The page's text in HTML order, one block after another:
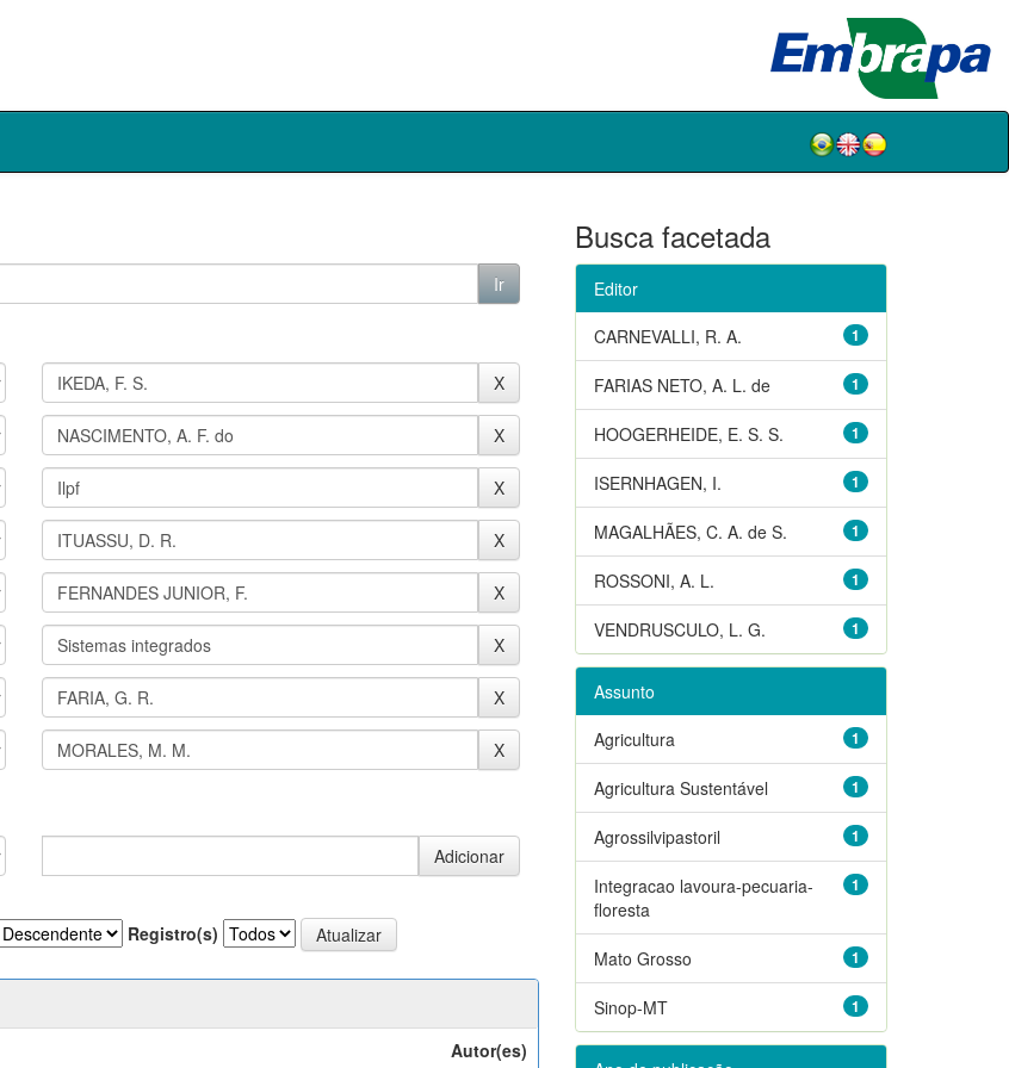
Registro(s)
Autor(es)
Busca facetada
Editor
1
CARNEVALLI, R. A.
1
FARIAS NETO, A. L. de
1
HOOGERHEIDE, E. S. S.
1
ISERNHAGEN, I.
1
MAGALHÃES, C. A. de S.
1
ROSSONI, A. L.
1
VENDRUSCULO, L. G.
Assunto
1
Agricultura
1
Agricultura Sustentável
1
Agrossilvipastoril
1
Integracao lavoura-pecuaria-
floresta
1
Mato Grosso
1
Sinop-MT